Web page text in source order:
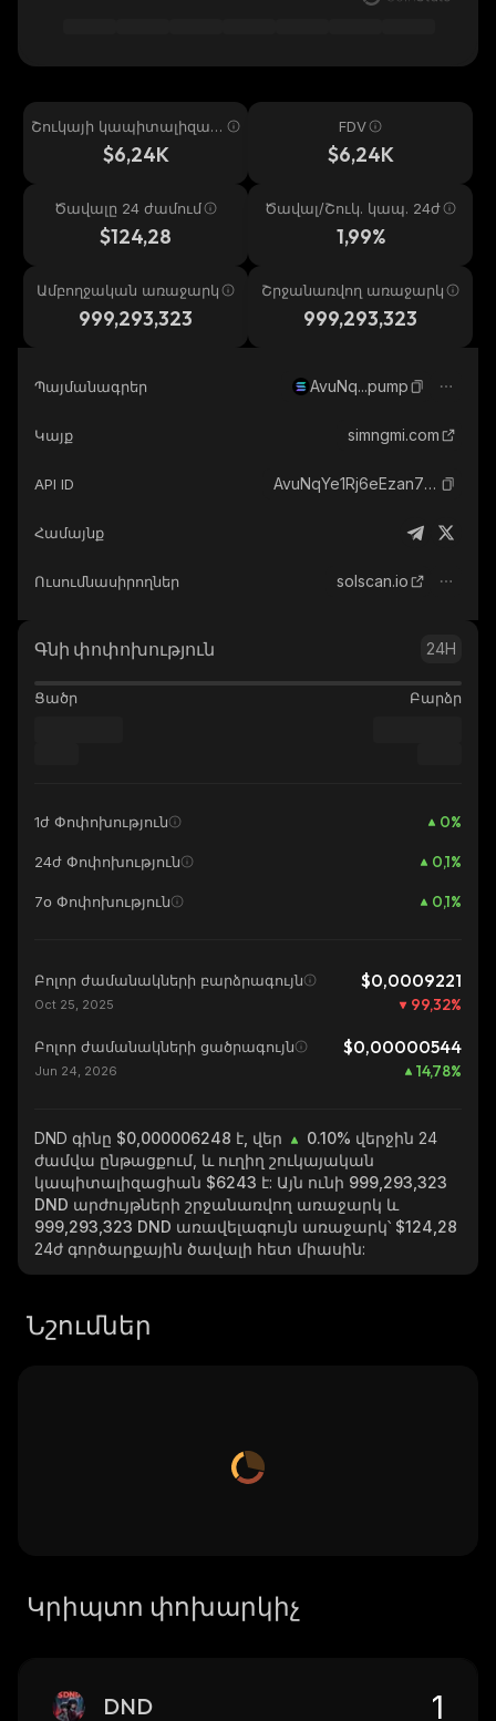
Շուկայի կապիտալիզաց
$6,24K
FDV
$6,24K
Ծավալը 24 ժամում
$124,28
Ծավալ/Շուկ. կապ. 24ժ
1,99%
Ամբողջական առաջարկ
999,293,323
Շրջանառվող առաջարկ
999,293,323
Պայմանագրեր AvuNq...pump
Կայք simngmi.com
API ID AvuNqYe1Rj6eEzan78NYJ1nD3Ldt6CT8wpwGNrE2pump_solana
Համայնք
Ուսումնասիրողներ solscan.io
Գնի փոփոխություն 24H
Ցածր Բարձր
1ժ Փոփոխություն 0%
24ժ Փոփոխություն 0,1%
7օ Փոփոխություն 0,1%
Բոլոր ժամանակների բարձրագույն $0,0009221
Oct 25, 2025 99,32%
Բոլոր ժամանակների ցածրագույն $0,00000544
Jun 24, 2026 14,78%
DND գինը $0,000006248 է, վեր 0.10% վերջին 24
ժամվա ընթացքում, և ուղիղ շուկայական
կապիտալիզացիան $6243 է: Այն ունի 999,293,323
DND արժույթների շրջանառվող առաջարկ և
999,293,323 DND առավելագույն առաջարկ՝ $124,28
24ժ գործարքային ծավալի հետ միասին:
Նշումներ
Կրիպտո փոխարկիչ
DND